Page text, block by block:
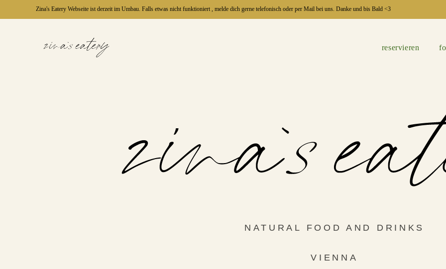
Zina's Eatery Webseite ist derzeit im Umbau. Falls etwas nicht funktioniert , melde dich gerne telefonisch oder per Mail bei uns. Danke und bis Bald <3
reservieren
NATURAL FOOD AND DRINKS
VIENNA